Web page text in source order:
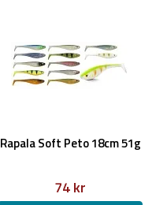
Rapala Soft Peto 18cm 51g
74 kr